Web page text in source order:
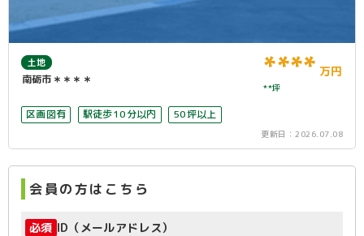
土地
南砺市＊＊＊＊ **** 万円
**坪
区画図有 駅徒歩10分以内 50坪以上
更新日： 2026.07.08
会員の方はこちら
必須 ID（メールアドレス）